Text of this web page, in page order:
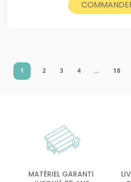
1 2 3 4 … 18
MATÉRIEL GARANTI